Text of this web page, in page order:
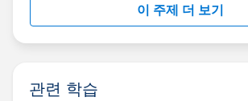
이 주제 더 보기
관련 학습